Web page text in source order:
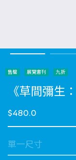
售罄 展覽書刊 九折
《草間彌生
$480.0